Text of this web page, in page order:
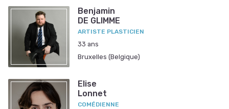
Benjamin
DE GLIMME
ARTISTE PLASTICIEN
33 ans
Bruxelles (Belgique)
Elise
Lonnet
COMÉDIENNE